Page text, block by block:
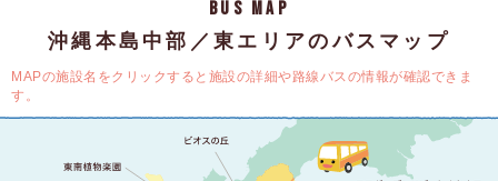
BUS MAP
沖縄本島中部／東エリアのバスマップ
MAPの施設名をクリックすると施設の詳細や路線バスの情報が確認できま
す。